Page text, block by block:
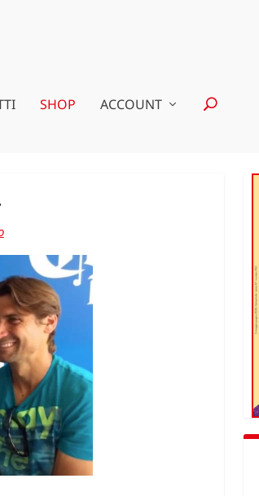
SHOP ACCOUNT